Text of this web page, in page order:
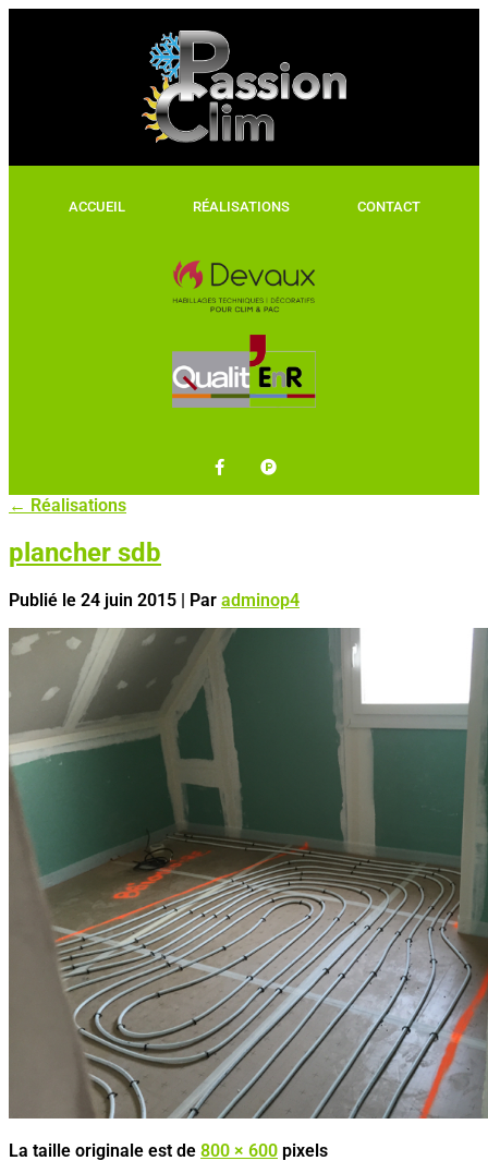
ACCUEIL RÉALISATIONS CONTACT
← Réalisations
plancher sdb
Publié le 24 juin 2015 | Par adminop4
La taille originale est de 800 × 600 pixels